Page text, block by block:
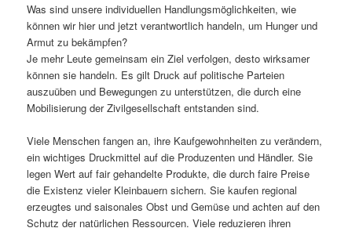
Was sind unsere individuellen Handlungsmöglichkeiten, wie
können wir hier und jetzt verantwortlich handeln, um Hunger und
Armut zu bekämpfen?
Je mehr Leute gemeinsam ein Ziel verfolgen, desto wirksamer
können sie handeln. Es gilt Druck auf politische Parteien
auszuüben und Bewegungen zu unterstützen, die durch eine
Mobilisierung der Zivilgesellschaft entstanden sind.
Viele Menschen fangen an, ihre Kaufgewohnheiten zu verändern,
ein wichtiges Druckmittel auf die Produzenten und Händler. Sie
legen Wert auf fair gehandelte Produkte, die durch faire Preise
die Existenz vieler Kleinbauern sichern. Sie kaufen regional
erzeugtes und saisonales Obst und Gemüse und achten auf den
Schutz der natürlichen Ressourcen. Viele reduzieren ihren